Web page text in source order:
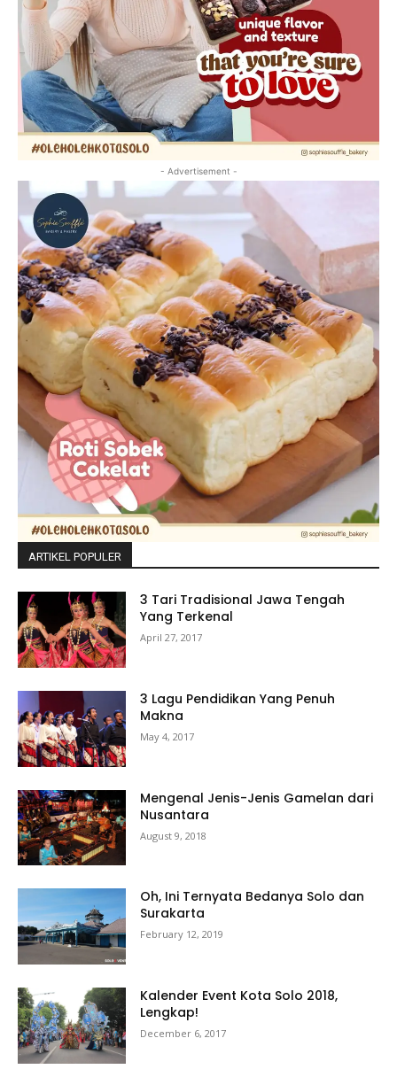
- Advertisement -
ARTIKEL POPULER
3 Tari Tradisional Jawa Tengah
Yang Terkenal
April 27, 2017
3 Lagu Pendidikan Yang Penuh
Makna
May 4, 2017
Mengenal Jenis-Jenis Gamelan dari
Nusantara
August 9, 2018
Oh, Ini Ternyata Bedanya Solo dan
Surakarta
February 12, 2019
Kalender Event Kota Solo 2018,
Lengkap!
December 6, 2017